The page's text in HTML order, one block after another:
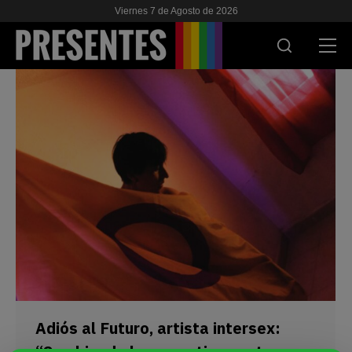
Viernes 7 de Agosto de 2026
INVESTIGACIONES
VIH & SIDA
ESCUELA
NOSOTRES
APOYANOS
Adiós al Futuro, artista intersex: